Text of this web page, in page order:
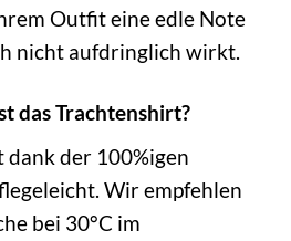
Outfit eine edle Note
nicht aufdringlich wirkt.
das Trachtenshirt?
dank der 100%igen
Wir empfehlen
bei 30°C im